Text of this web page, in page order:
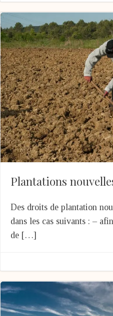
Plantations
Des droits de plantation
dans les cas suivants : –
de […]